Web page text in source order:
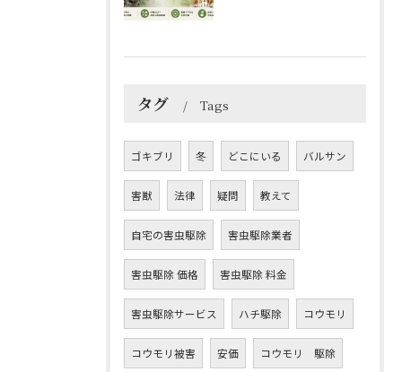
タグ Tags
ゴキブリ 冬 どこにいる バルサン
害獣 法律 疑問 教えて
自宅の害虫駆除 害虫駆除業者
害虫駆除 価格 害虫駆除 料金
害虫駆除サービス ハチ駆除 コウモリ
コウモリ被害 安価 コウモリ 駆除